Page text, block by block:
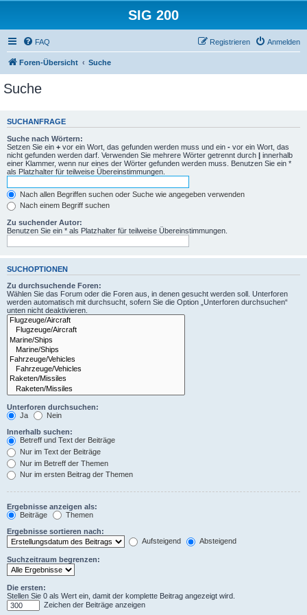
SIG 200
FAQ Anmelden
Registrieren
Foren-Übersicht Suche
Suche
SUCHANFRAGE
Suche nach Wörtern:
Setzen Sie ein + vor ein Wort, das gefunden werden muss und ein - vor ein Wort, das
nicht gefunden werden darf. Verwenden Sie mehrere Wörter getrennt durch | innerhalb
einer Klammer, wenn nur eines der Wörter gefunden werden muss. Benutzen Sie ein *
als Platzhalter für teilweise Übereinstimmungen.
Nach allen Begriffen suchen oder Suche wie angegeben verwenden
Nach einem Begriff suchen
Zu suchender Autor:
Benutzen Sie ein * als Platzhalter für teilweise Übereinstimmungen.
SUCHOPTIONEN
Zu durchsuchende Foren:
Wählen Sie das Forum oder die Foren aus, in denen gesucht werden soll. Unterforen
werden automatisch mit durchsucht, sofern Sie die Option „Unterforen durchsuchen“
unten nicht deaktivieren.
Unterforen durchsuchen:
Ja
Nein
Innerhalb suchen:
Betreff und Text der Beiträge
Nur im Text der Beiträge
Nur im Betreff der Themen
Nur im ersten Beitrag der Themen
Ergebnisse anzeigen als:
Beiträge
Themen
Ergebnisse sortieren nach:
Aufsteigend
Absteigend
Suchzeitraum begrenzen:
Die ersten:
Stellen Sie 0 als Wert ein, damit der komplette Beitrag angezeigt wird.
Zeichen der Beiträge anzeigen